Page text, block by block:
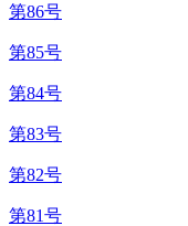
第86号
第85号
第84号
第83号
第82号
第81号